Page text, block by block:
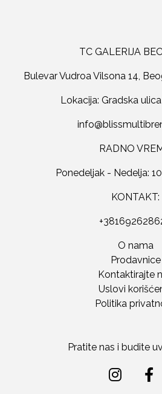
TC GALERIJA
Bulevar Vudroa Vilsona 14,
Lokacija: Gradska
RADNO
Ponedeljak - Nedelja:
KONTAKT:
O nama
Prodavnice
Kontaktirajte
Uslovi
Politika
Pratite nas i budite